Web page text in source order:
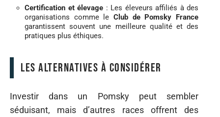
Certification et élevage : Les éleveurs affiliés à des
organisations comme le Club de Pomsky France
garantissent souvent une meilleure qualité et des
pratiques plus éthiques.
Les alternatives à considérer
Investir dans un Pomsky peut sembler
séduisant, mais d’autres races offrent des